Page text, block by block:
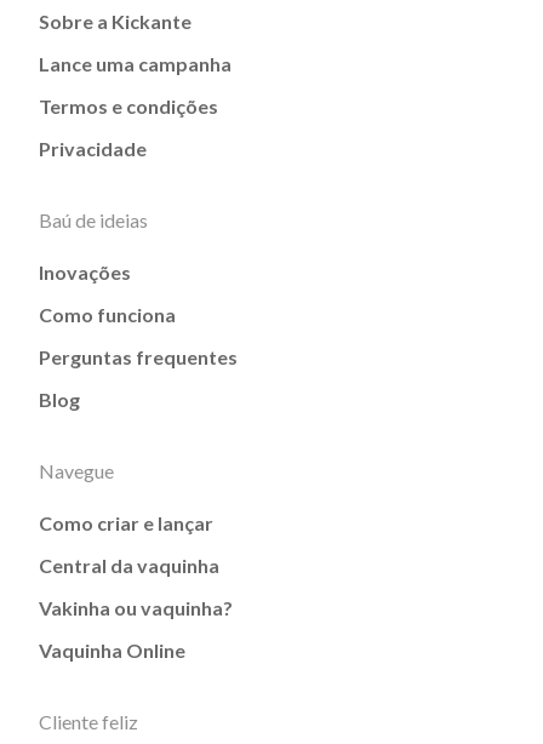
Sobre a Kickante
Lance uma campanha
Termos e condições
Privacidade
Baú de ideias
Inovações
Como funciona
Perguntas frequentes
Blog
Navegue
Como criar e lançar
Central da vaquinha
Vakinha ou vaquinha?
Vaquinha Online
Cliente feliz